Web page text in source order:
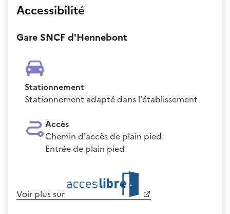
Accessibilité
Gare SNCF d'Hennebont
Stationnement
Stationnement adapté dans l'établissement
Accès
Chemin d'accès de plain pied
Entrée de plain pied
Voir plus sur